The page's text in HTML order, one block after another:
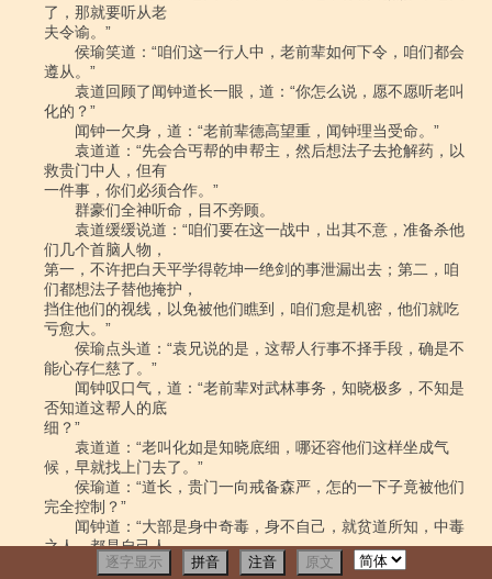
逐字显示 拼音 注音 原文